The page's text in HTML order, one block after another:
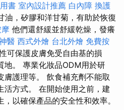
書 室內設計推薦 白內障 換護
油，矽膠和洋甘菊，有助於恢復
他們還舒緩並舒緩乾燥，發癢
醫 西式外燴 台北外燴 免費按
可保護皮膚免受自由基的損
地。 專業化妝品ODM用於研
膚護理等。 飲食補充劑不能取
活方式。 在開始使用之前，建
以確保產品的安全性和效率。